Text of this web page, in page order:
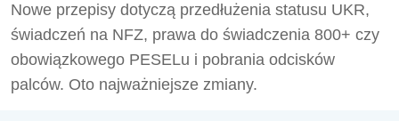
Nowe przepisy dotyczą przedłużenia statusu UKR,
świadczeń na NFZ, prawa do świadczenia 800+ czy
obowiązkowego PESELu i pobrania odcisków
palców. Oto najważniejsze zmiany.